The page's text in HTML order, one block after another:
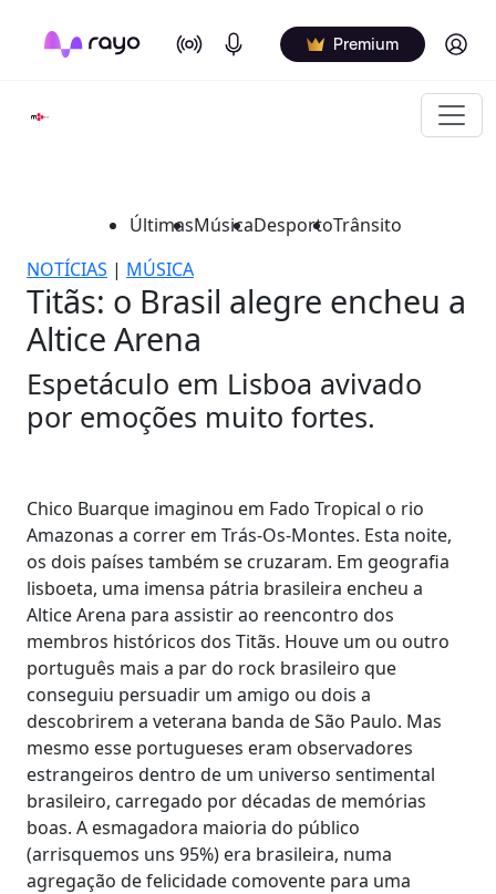
On Air Podcasts Premium Log in
ÚltimasMúsicaDesportoTrânsito
NOTÍCIAS | MÚSICA
Titãs: o Brasil alegre encheu a
Altice Arena
Espetáculo em Lisboa avivado
por emoções muito fortes.
Chico Buarque imaginou em Fado Tropical o rio
Amazonas a correr em Trás-Os-Montes. Esta noite,
os dois países também se cruzaram. Em geografia
lisboeta, uma imensa pátria brasileira encheu a
Altice Arena para assistir ao reencontro dos
membros históricos dos Titãs. Houve um ou outro
português mais a par do rock brasileiro que
conseguiu persuadir um amigo ou dois a
descobrirem a veterana banda de São Paulo. Mas
mesmo esse portugueses eram observadores
estrangeiros dentro de um universo sentimental
brasileiro, carregado por décadas de memórias
boas. A esmagadora maioria do público
(arrisquemos uns 95%) era brasileira, numa
agregação de felicidade comovente para uma